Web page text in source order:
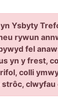
yn Ysbyty
rywun
fel
yn y frest,
colli
strôc, clwyfau